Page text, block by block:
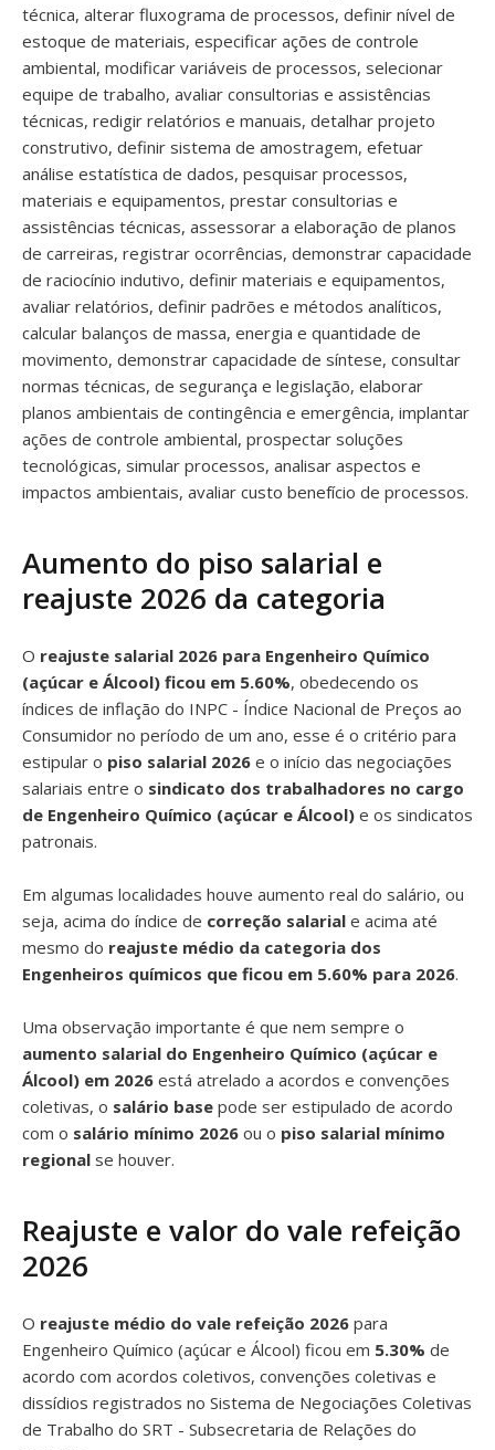
técnica, alterar fluxograma de processos, definir nível de
estoque de materiais, especificar ações de controle
ambiental, modificar variáveis de processos, selecionar
equipe de trabalho, avaliar consultorias e assistências
técnicas, redigir relatórios e manuais, detalhar projeto
construtivo, definir sistema de amostragem, efetuar
análise estatística de dados, pesquisar processos,
materiais e equipamentos, prestar consultorias e
assistências técnicas, assessorar a elaboração de planos
de carreiras, registrar ocorrências, demonstrar capacidade
de raciocínio indutivo, definir materiais e equipamentos,
avaliar relatórios, definir padrões e métodos analíticos,
calcular balanços de massa, energia e quantidade de
movimento, demonstrar capacidade de síntese, consultar
normas técnicas, de segurança e legislação, elaborar
planos ambientais de contingência e emergência, implantar
ações de controle ambiental, prospectar soluções
tecnológicas, simular processos, analisar aspectos e
impactos ambientais, avaliar custo benefício de processos.
Aumento do piso salarial e
reajuste 2026 da categoria
O reajuste salarial 2026 para Engenheiro Químico
(açúcar e Álcool) ficou em 5.60%, obedecendo os
índices de inflação do INPC - Índice Nacional de Preços ao
Consumidor no período de um ano, esse é o critério para
estipular o piso salarial 2026 e o início das negociações
salariais entre o sindicato dos trabalhadores no cargo
de Engenheiro Químico (açúcar e Álcool) e os sindicatos
patronais.
Em algumas localidades houve aumento real do salário, ou
seja, acima do índice de correção salarial e acima até
mesmo do reajuste médio da categoria dos
Engenheiros químicos que ficou em 5.60% para 2026.
Uma observação importante é que nem sempre o
aumento salarial do Engenheiro Químico (açúcar e
Álcool) em 2026 está atrelado a acordos e convenções
coletivas, o salário base pode ser estipulado de acordo
com o salário mínimo 2026 ou o piso salarial mínimo
regional se houver.
Reajuste e valor do vale refeição
2026
O reajuste médio do vale refeição 2026 para
Engenheiro Químico (açúcar e Álcool) ficou em 5.30% de
acordo com acordos coletivos, convenções coletivas e
dissídios registrados no Sistema de Negociações Coletivas
de Trabalho do SRT - Subsecretaria de Relações do